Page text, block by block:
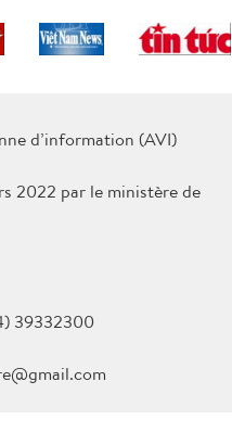
d’information (AVI)
2022 par le ministère de
39332300